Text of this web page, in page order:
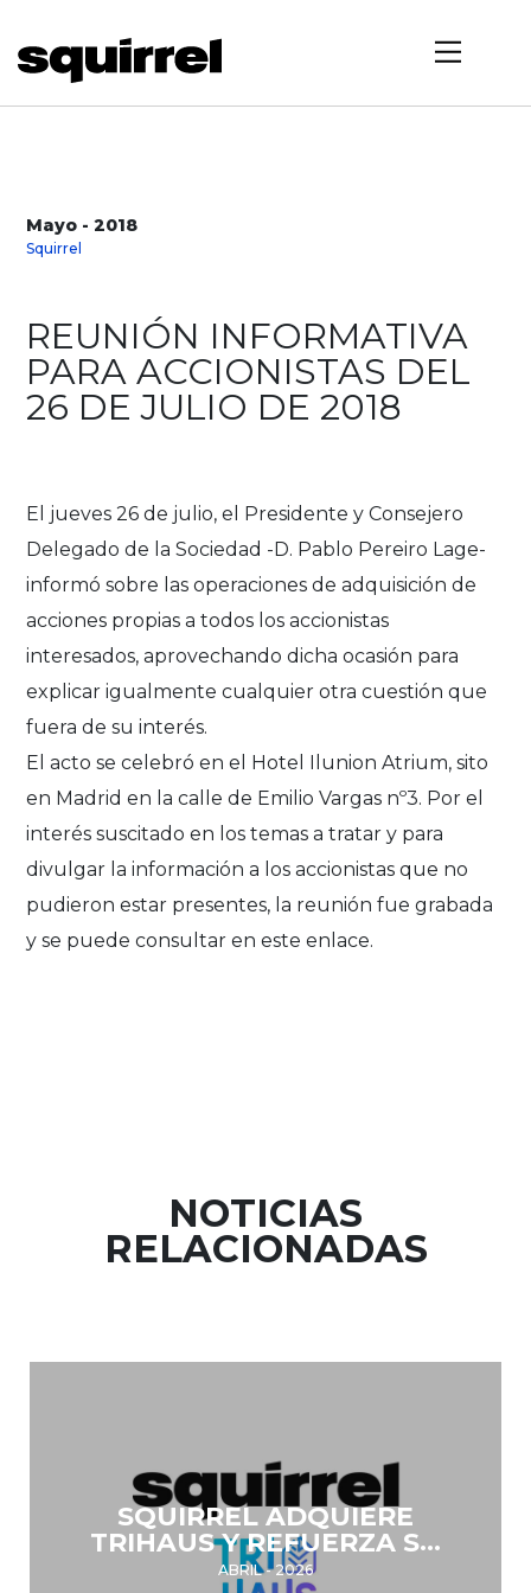
Mayo - 2018
Squirrel
REUNIÓN INFORMATIVA
PARA ACCIONISTAS DEL
26 DE JULIO DE 2018
El jueves 26 de julio, el Presidente y Consejero
Delegado de la Sociedad -D. Pablo Pereiro Lage-
informó sobre las operaciones de adquisición de
acciones propias a todos los accionistas
interesados, aprovechando dicha ocasión para
explicar igualmente cualquier otra cuestión que
fuera de su interés.
El acto se celebró en el Hotel Ilunion Atrium, sito
en Madrid en la calle de Emilio Vargas nº3. Por el
interés suscitado en los temas a tratar y para
divulgar la información a los accionistas que no
pudieron estar presentes, la reunión fue grabada
y se puede consultar en este enlace.
NOTICIAS
RELACIONADAS
SQUIRREL ADQUIERE
TRIHAUS Y REFUERZA SU
POSICIONAMIENTO EN EL
ABRIL - 2026